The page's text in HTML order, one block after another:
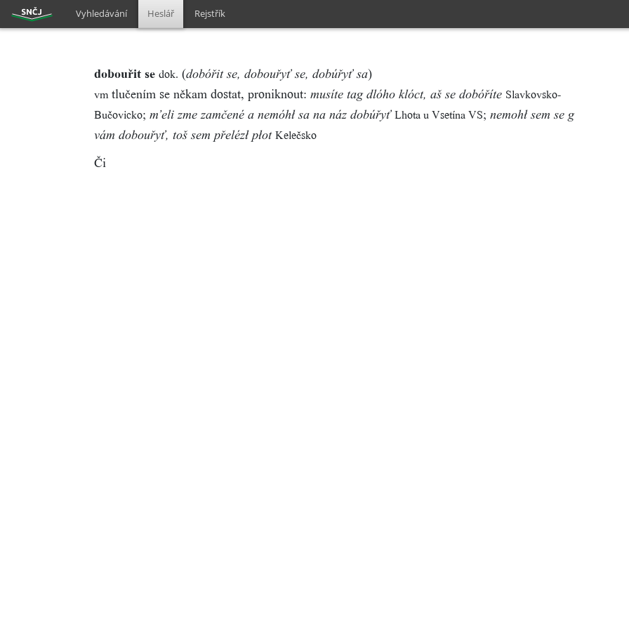
Vyhledávání Heslář Rejstřík
dobouřit se dok. (dobóřit se, dobouřyť se, dobúřyť sa)
vmtlučením se někam dostat, proniknout: musíte tag dlóho klóct, aš se dobóříte Slavkovsko-
Bučovicko; m’eli zme zamčené a nemóhł sa na náz dobúřyť Lhota u Vsetína VS; nemohł sem se g
vám dobouřyť, toš sem přelézł płot Kelečsko
Či